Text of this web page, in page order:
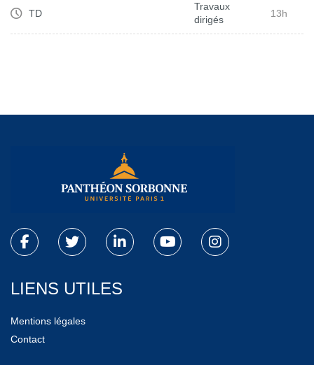
TD
Travaux
dirigés
13h
LIENS UTILES
Mentions légales
Contact